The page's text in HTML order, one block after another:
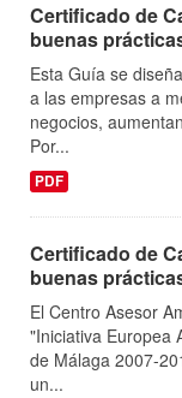
Certificado de
buenas
Esta Guía se
a las empresas a
negocios,
Por...
PDF
Certificado de
buenas
El Centro Asesor
"Iniciativa Europea
de Málaga 2007-
un...